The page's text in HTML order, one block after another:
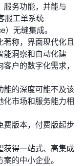
服务功能，并能与
服工单系统
无缝集成。
著称，界面现代化且
能洞察和自动化建
户的数字化需求，
能的深度可能不及该
化市场和服务能力相
费版本，付费版起步
获得一站式、高集成
的中小企业。